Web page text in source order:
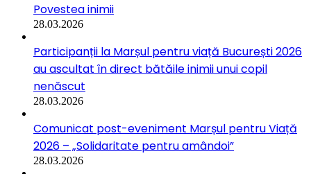
Povestea inimii
28.03.2026
Participanții la Marșul pentru viață București 2026
au ascultat în direct bătăile inimii unui copil
nenăscut
28.03.2026
Comunicat post-eveniment Marșul pentru Viață
2026 – „Solidaritate pentru amândoi”
28.03.2026